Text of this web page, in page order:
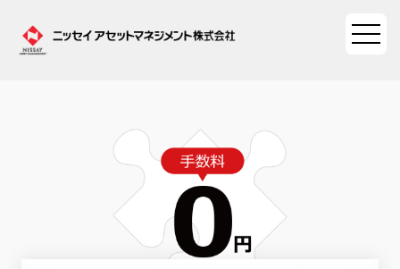
ファンド情報
基準価額一覧
マーケット情報
マーケット情報TOP
資産形成ポータル